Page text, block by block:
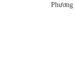
Phương